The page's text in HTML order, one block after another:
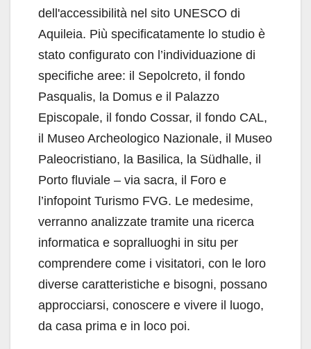
dell'accessibilità nel sito UNESCO di
Aquileia. Più specificatamente lo studio è
stato configurato con l’individuazione di
specifiche aree: il Sepolcreto, il fondo
Pasqualis, la Domus e il Palazzo
Episcopale, il fondo Cossar, il fondo CAL,
il Museo Archeologico Nazionale, il Museo
Paleocristiano, la Basilica, la Südhalle, il
Porto fluviale – via sacra, il Foro e
l’infopoint Turismo FVG. Le medesime,
verranno analizzate tramite una ricerca
informatica e sopralluoghi in situ per
comprendere come i visitatori, con le loro
diverse caratteristiche e bisogni, possano
approcciarsi, conoscere e vivere il luogo,
da casa prima e in loco poi.